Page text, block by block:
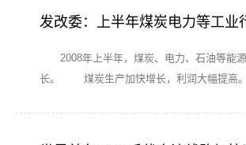
2008年上半年，煤炭、电力、石油等能
长。 煤炭生产加快增长，利润大幅提高